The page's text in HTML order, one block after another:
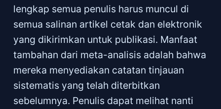
lengkap semua penulis harus muncul di
semua salinan artikel cetak dan elektronik
yang dikirimkan untuk publikasi. Manfaat
tambahan dari meta-analisis adalah bahwa
mereka menyediakan catatan tinjauan
sistematis yang telah diterbitkan
sebelumnya. Penulis dapat melihat nanti